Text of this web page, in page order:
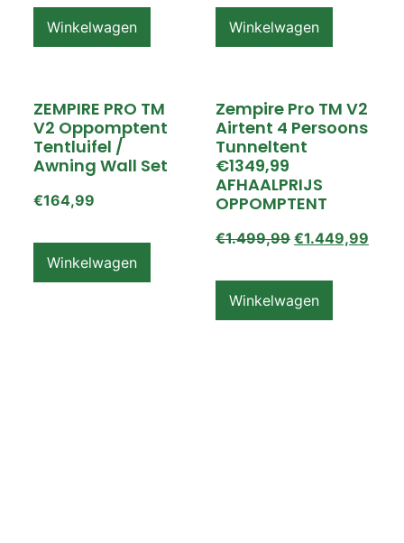
Winkelwagen Winkelwagen
ZEMPIRE PRO TM
V2 Oppomptent
Tentluifel /
Awning Wall Set
€164,99
Winkelwagen
Zempire Pro TM V2
Airtent 4 Persoons
Tunneltent
€1349,99
AFHAALPRIJS
OPPOMPTENT
€1.499,99 €1.449,99
Winkelwagen